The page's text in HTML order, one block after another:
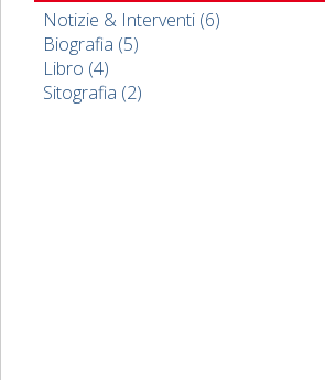
Notizie & Interventi (6)
Biografia (5)
Libro (4)
Sitografia (2)